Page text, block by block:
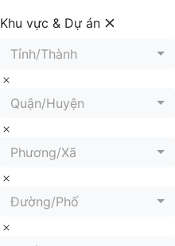
Khu vực & Dự án
Tỉnh/Thành
Quận/Huyện
Phương/Xã
Đường/Phố